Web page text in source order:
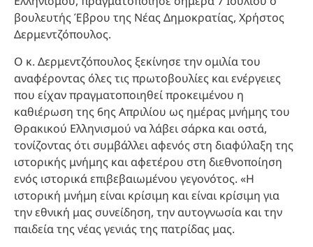
βουλευτής Έβρου της Νέας Δημοκρατίας, Χρήστος
Δερμεντζόπουλος.
Ο κ. Δερμεντζόπουλος ξεκίνησε την ομιλία του
αναφέροντας όλες τις πρωτοβουλίες και ενέργειες
που είχαν πραγματοποιηθεί προκειμένου η
καθιέρωση της 6ης Απριλίου ως ημέρας μνήμης του
Θρακικού Ελληνισμού να λάβει σάρκα και οστά,
τονίζοντας ότι συμβάλλει αφενός στη διαφύλαξη της
ιστορικής μνήμης και αφετέρου στη διεθνοποίηση
ενός ιστορικά επιβεβαιωμένου γεγονότος. «Η
ιστορική μνήμη είναι κρίσιμη και είναι κρίσιμη για
την εθνική μας συνείδηση, την αυτογνωσία και την
παιδεία της νέας γενιάς της πατρίδας μας.